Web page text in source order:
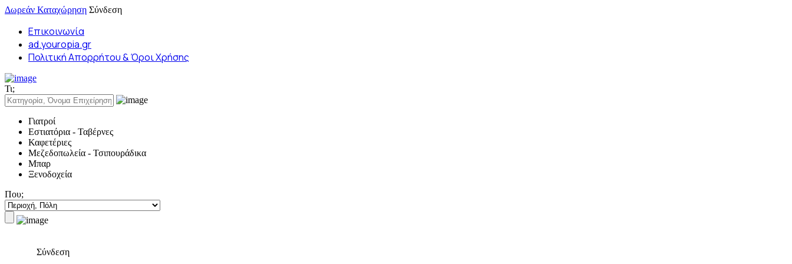
Δωρεάν Καταχώρηση Σύνδεση
Επικοινωνία
ad.youropia.gr
Πολιτική Απορρήτου & Όροι Χρήσης
Τι;
Γιατροί
Εστιατόρια - Ταβέρνες
Καφετέριες
Μεζεδοπωλεία - Τσιπουράδικα
Μπαρ
Ξενοδοχεία
Που;
Σύνδεση